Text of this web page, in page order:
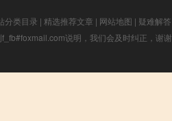
分类目录 | 精选推荐文章 | 网站地图 | 疑难解答
说明，我们会及时纠正，谢谢